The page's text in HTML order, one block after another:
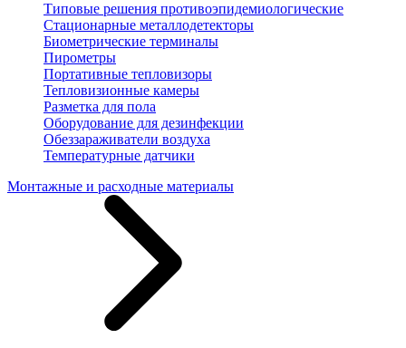
Типовые решения противоэпидемиологические
Стационарные металлодетекторы
Биометрические терминалы
Пирометры
Портативные тепловизоры
Тепловизионные камеры
Разметка для пола
Оборудование для дезинфекции
Обеззараживатели воздуха
Температурные датчики
Монтажные и расходные материалы